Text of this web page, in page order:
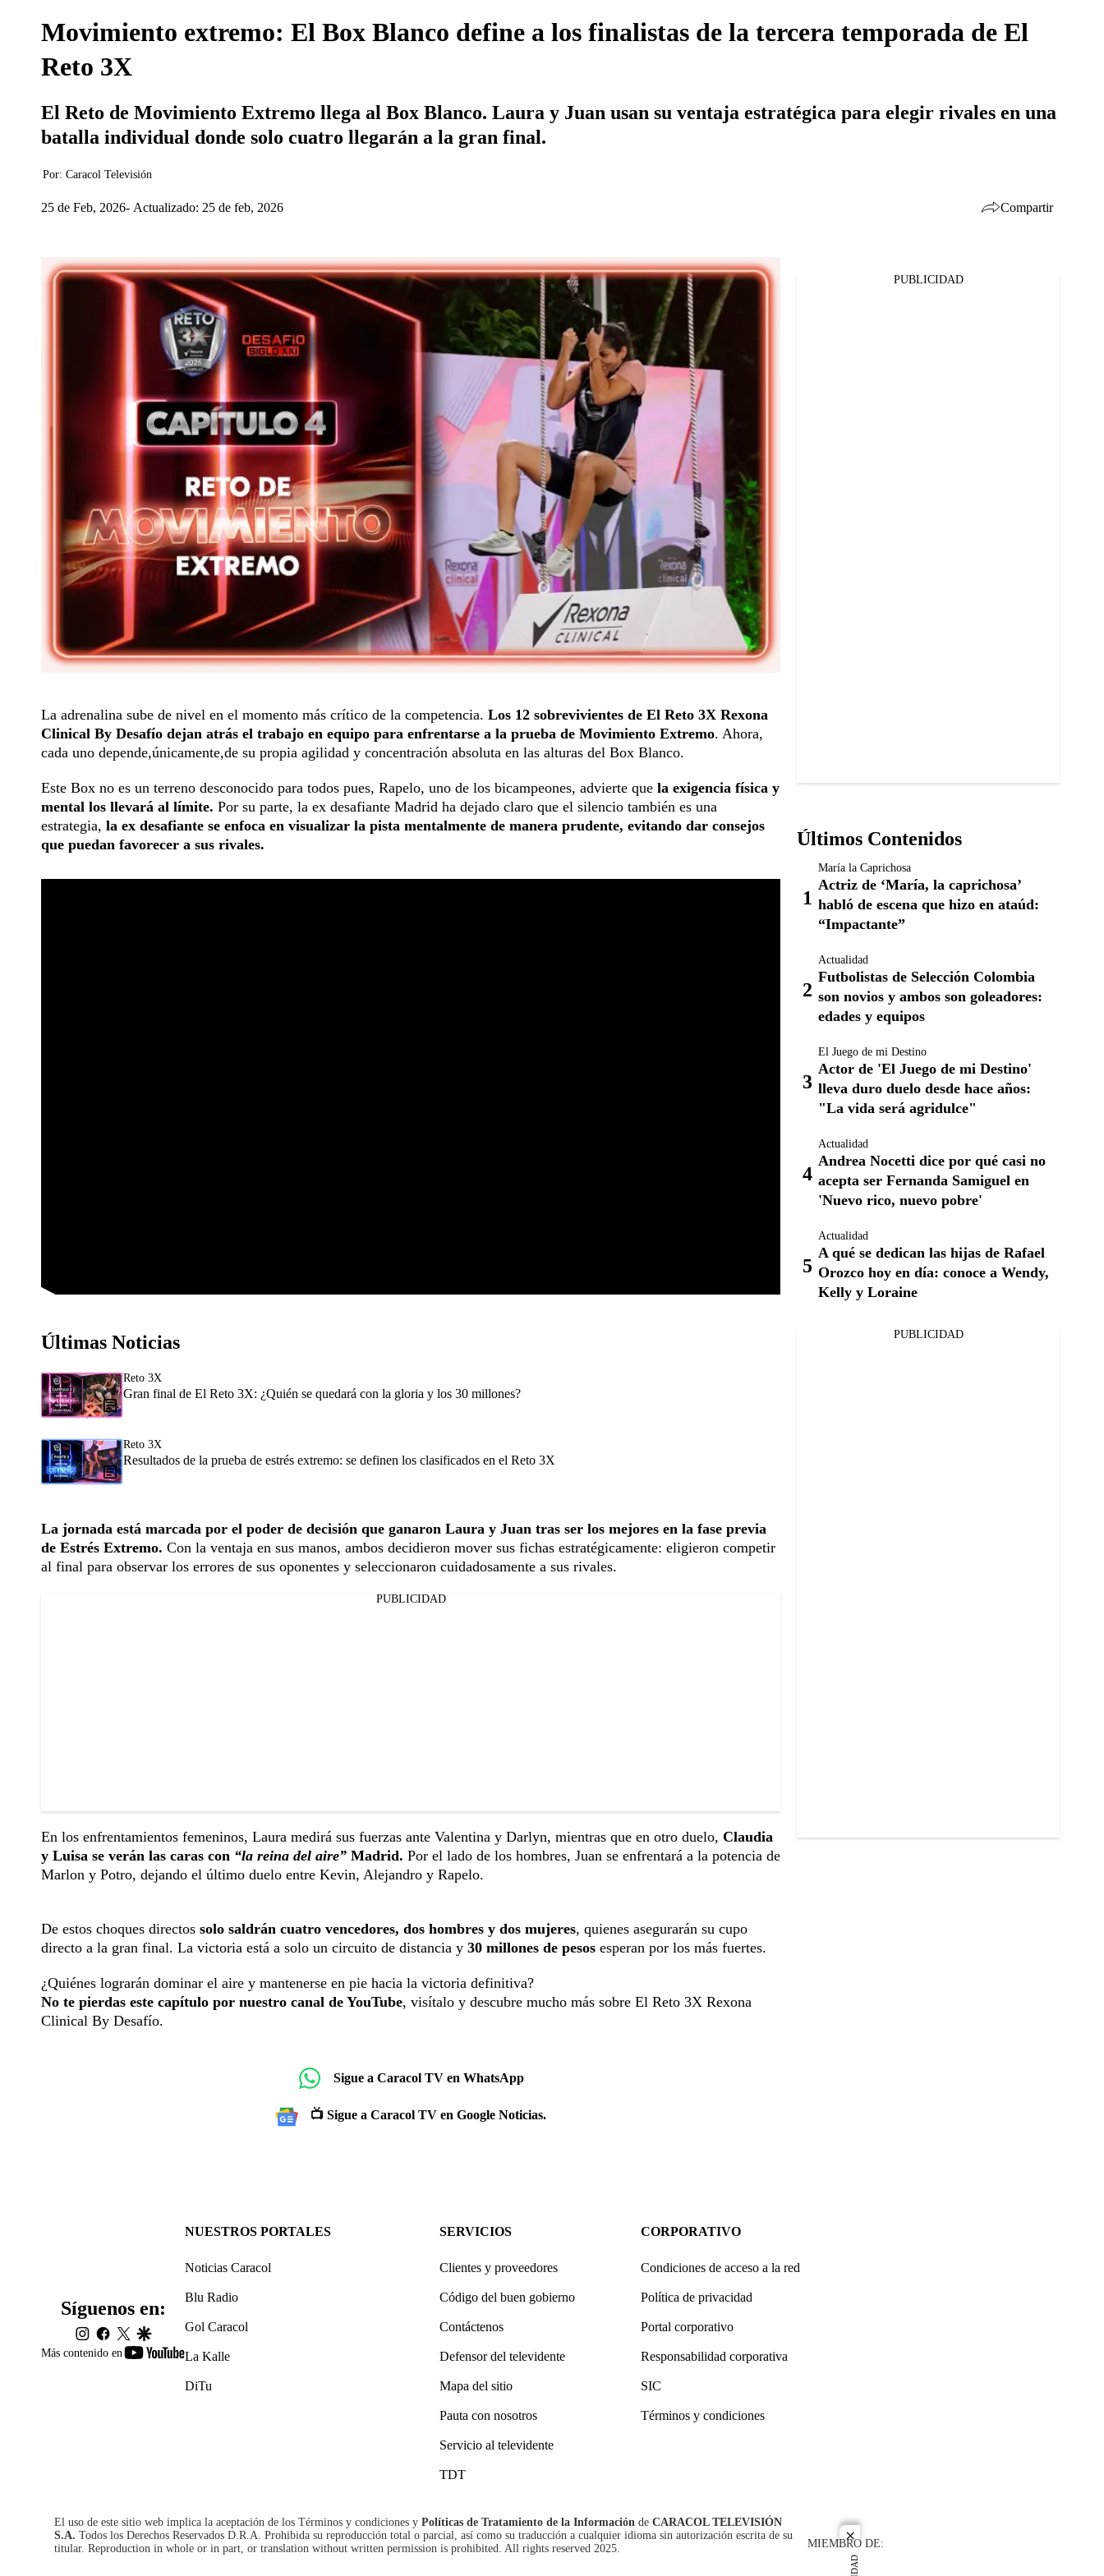
close
Movimiento extremo: El Box Blanco define a los finalistas de la tercera temporada de El
Reto 3X
El Reto de Movimiento Extremo llega al Box Blanco. Laura y Juan usan su ventaja estratégica para elegir rivales en una
batalla individual donde solo cuatro llegarán a la gran final.
Por: Caracol Televisión
25 de Feb, 2026 Actualizado: 25 de feb, 2026 Compartir
La adrenalina sube de nivel en el momento más crítico de la competencia. Los 12 sobrevivientes de El Reto 3X Rexona
Clinical By Desafío dejan atrás el trabajo en equipo para enfrentarse a la prueba de Movimiento Extremo. Ahora,
cada uno depende,únicamente,de su propia agilidad y concentración absoluta en las alturas del Box Blanco.
Este Box no es un terreno desconocido para todos pues, Rapelo, uno de los bicampeones, advierte que la exigencia física y
mental los llevará al límite. Por su parte, la ex desafiante Madrid ha dejado claro que el silencio también es una
estrategia, la ex desafiante se enfoca en visualizar la pista mentalmente de manera prudente, evitando dar consejos
que puedan favorecer a sus rivales.
Últimas Noticias
Reto 3X
Gran final de El Reto 3X: ¿Quién se quedará con la gloria y los 30 millones?
Reto 3X
Resultados de la prueba de estrés extremo: se definen los clasificados en el Reto 3X
La jornada está marcada por el poder de decisión que ganaron Laura y Juan tras ser los mejores en la fase previa
de Estrés Extremo. Con la ventaja en sus manos, ambos decidieron mover sus fichas estratégicamente: eligieron competir
al final para observar los errores de sus oponentes y seleccionaron cuidadosamente a sus rivales.
PUBLICIDAD
En los enfrentamientos femeninos, Laura medirá sus fuerzas ante Valentina y Darlyn, mientras que en otro duelo, Claudia
y Luisa se verán las caras con “la reina del aire” Madrid. Por el lado de los hombres, Juan se enfrentará a la potencia de
Marlon y Potro, dejando el último duelo entre Kevin, Alejandro y Rapelo.
De estos choques directos solo saldrán cuatro vencedores, dos hombres y dos mujeres, quienes asegurarán su cupo
directo a la gran final. La victoria está a solo un circuito de distancia y 30 millones de pesos esperan por los más fuertes.
¿Quiénes lograrán dominar el aire y mantenerse en pie hacia la victoria definitiva?
No te pierdas este capítulo por nuestro canal de YouTube, visítalo y descubre mucho más sobre El Reto 3X Rexona
Clinical By Desafío.
Sigue a Caracol TV en WhatsApp
📺 Sigue a Caracol TV en Google Noticias.
PUBLICIDAD
Últimos Contenidos
María la Caprichosa
Actriz de ‘María, la caprichosa’
habló de escena que hizo en ataúd:
“Impactante”
Actualidad
Futbolistas de Selección Colombia
son novios y ambos son goleadores:
edades y equipos
El Juego de mi Destino
Actor de 'El Juego de mi Destino'
lleva duro duelo desde hace años:
"La vida será agridulce"
Actualidad
Andrea Nocetti dice por qué casi no
acepta ser Fernanda Samiguel en
'Nuevo rico, nuevo pobre'
Actualidad
A qué se dedican las hijas de Rafael
Orozco hoy en día: conoce a Wendy,
Kelly y Loraine
PUBLICIDAD
Más contenido en
youtube-
Síguenos en:
instagram
facebook
twittergoogle
NUESTROS PORTALES
Noticias Caracol
Blu Radio
Gol Caracol
La Kalle
DiTu
SERVICIOS
Clientes y proveedores
Código del buen gobierno
Contáctenos
Defensor del televidente
Mapa del sitio
Pauta con nosotros
Servicio al televidente
TDT
CORPORATIVO
Condiciones de acceso a la red
Política de privacidad
Portal corporativo
Responsabilidad corporativa
SIC
Términos y condiciones
El uso de este sitio web implica la aceptación de los Términos y condiciones y Políticas de Tratamiento de la Información de CARACOL TELEVISIÓN
S.A. Todos los Derechos Reservados D.R.A. Prohibida su reproducción total o parcial, así como su traducción a cualquier idioma sin autorización escrita de su
titular. Reproduction in whole or in part, or translation without written permission is prohibited. All rights reserved 2025.
MIEMBRO DE: